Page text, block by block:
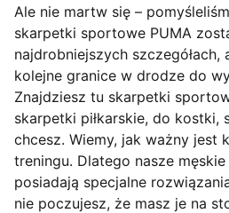
Ale nie martw się –
skarpetki sportowe PUMA
najdrobniejszych szczegółach,
kolejne granice w drodze do
Znajdziesz tu skarpetki
skarpetki piłkarskie, do kostki,
chcesz. Wiemy, jak ważny jest
treningu. Dlatego nasze
posiadają specjalne
nie poczujesz, że masz je na